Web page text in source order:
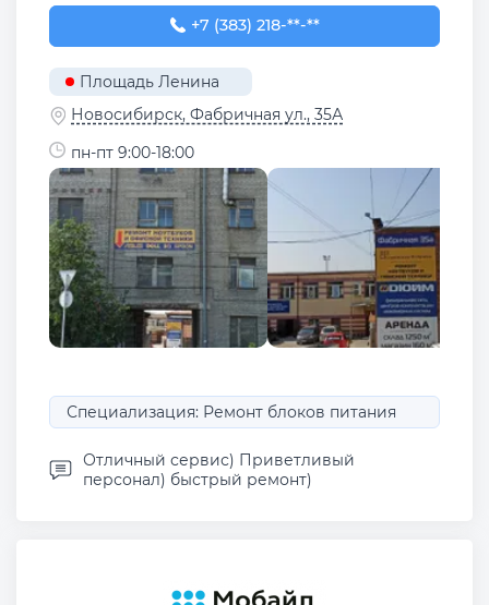
+7 (383) 218-10-83
+7 (383) 218-**-**
Площадь Ленина
Новосибирск, Фабричная ул., 35А
пн-пт 9:00-18:00
Специализация: Ремонт блоков питания
Отличный сервис) Приветливый
персонал) быстрый ремонт)